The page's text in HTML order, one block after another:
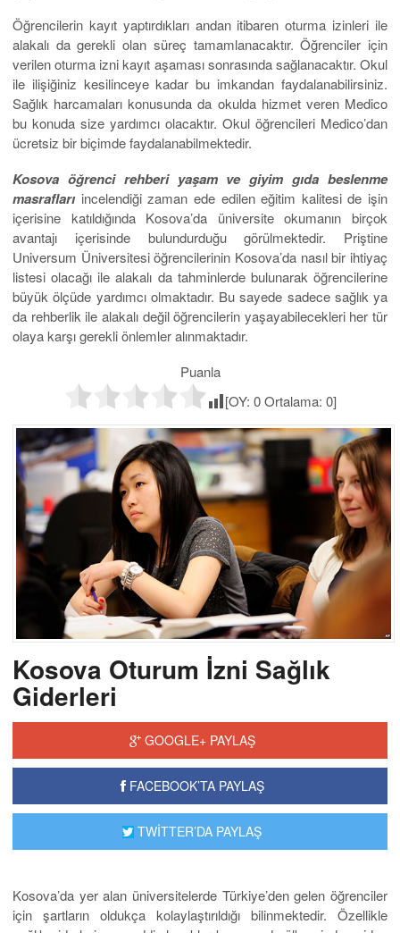
Öğrencilerin kayıt yaptırdıkları andan itibaren oturma izinleri ile
alakalı da gerekli olan süreç tamamlanacaktır. Öğrenciler için
verilen oturma izni kayıt aşaması sonrasında sağlanacaktır. Okul
ile ilişiğiniz kesilinceye kadar bu imkandan faydalanabilirsiniz.
Sağlık harcamaları konusunda da okulda hizmet veren Medico
bu konuda size yardımcı olacaktır. Okul öğrencileri Medico’dan
ücretsiz bir biçimde faydalanabilmektedir.
Kosova öğrenci rehberi yaşam ve giyim gıda beslenme
masrafları incelendiği zaman ede edilen eğitim kalitesi de işin
içerisine katıldığında Kosova’da üniversite okumanın birçok
avantajı içerisinde bulundurduğu görülmektedir. Priştine
Universum Üniversitesi öğrencilerinin Kosova’da nasıl bir ihtiyaç
listesi olacağı ile alakalı da tahminlerde bulunarak öğrencilerine
büyük ölçüde yardımcı olmaktadır. Bu sayede sadece sağlık ya
da rehberlik ile alakalı değil öğrencilerin yaşayabilecekleri her tür
olaya karşı gerekli önlemler alınmaktadır.
Puanla
[OY: 0Ortalama: 0]
Kosova Oturum İzni Sağlık
Giderleri
GOOGLE+ PAYLAŞ
FACEBOOK’TA PAYLAŞ
TWİTTER’DA PAYLAŞ
Kosova’da yer alan üniversitelerde Türkiye’den gelen öğrenciler
için şartların oldukça kolaylaştırıldığı bilinmektedir. Özellikle